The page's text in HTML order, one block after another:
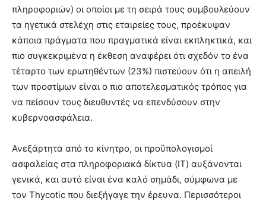
πληροφοριών) οι οποίοι με τη σειρά τους συμβουλεύουν
τα ηγετικά στελέχη στις εταιρείες τους, προέκυψαν
κάποια πράγματα που πραγματικά είναι εκπληκτικά, και
πιο συγκεκριμένα η έκθεση αναφέρει ότι σχεδόν το ένα
τέταρτο των ερωτηθέντων (23%) πιστεύουν ότι η απειλή
των προστίμων είναι ο πιο αποτελεσματικός τρόπος για
να πείσουν τους διευθυντές να επενδύσουν στην
κυβερνοασφάλεια.
Ανεξάρτητα από το κίνητρο, οι προϋπολογισμοί
ασφαλείας στα πληροφοριακά δίκτυα (IT) αυξάνονται
γενικά, και αυτό είναι ένα καλό σημάδι, σύμφωνα με
τον Thycotic που διεξήγαγε την έρευνα. Περισσότεροι